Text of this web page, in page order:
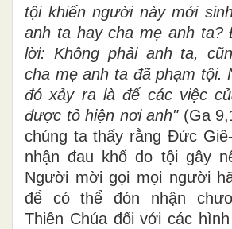
tội khiến người này mới
anh ta hay cha mẹ anh ta?
lời: Không phải anh ta,
cha mẹ anh ta đã phạm tội.
đó xảy ra là để các việc
được tỏ hiện nơi anh" (Ga
chúng ta thấy rằng Đức
nhận đau khổ do tội gây
Người mời gọi mọi người
để có thể đón nhận
Thiên Chúa đối với các